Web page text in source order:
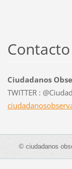
Contacto
Ciudadanos
TWITTER :
ciudadanosobserv
© ciudadanos